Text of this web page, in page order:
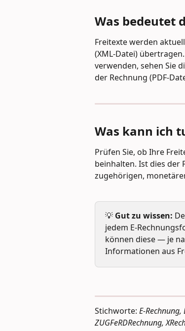
Was bedeutet
Freitexte werden
(XML-Datei)
verwenden, sehen Sie
der Rechnung (PDF-
Was kann ich
Prüfen Sie, ob Ihre
beinhalten. Ist dies der
zugehörigen,
💡 Gut zu wissen:
jedem E-
können diese — je
Informationen aus
Stichworte: E-Rechnung,
ZUGFeRDRechnung,